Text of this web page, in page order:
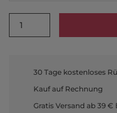
1
30 Tage kostenloses
Kauf auf Rechnung
Gratis Versand ab 39